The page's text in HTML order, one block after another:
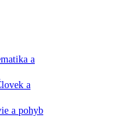
a
a
a pohyb